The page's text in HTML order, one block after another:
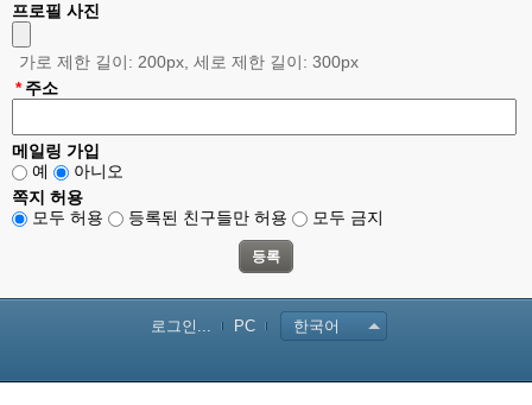
프로필 사진
가로 제한 길이: 200px, 세로 제한 길이: 300px
* 주소
메일링 가입
예
아니오
쪽지 허용
모두 허용
등록된 친구들만 허용 모두 금지
로그인... PC 한국어